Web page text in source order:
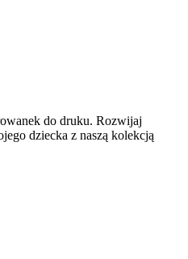
do druku. Rozwijaj
dziecka z naszą kolekcją